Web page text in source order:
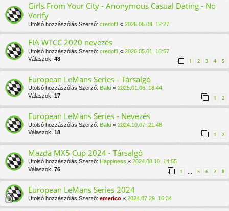
Girls From Your City - Anonymous Casual Dating - No
Verify
Utolsó hozzászólás Szerző: credof1 « 2026.06.04. 12:27
FIA WTCC 2020 nevezés
Utolsó hozzászólás Szerző: credof1 « 2026.05.01. 18:57
Válaszok: 48 1 2 3 4 5
European LeMans Series - Társalgó
Utolsó hozzászólás Szerző: Baki « 2025.01.06. 18:44
Válaszok: 17 1 2
European LeMans Series - Nevezés
Utolsó hozzászólás Szerző: Baki « 2024.10.07. 21:48
Válaszok: 18 1 2
Mazda MX5 Cup 2024 - Társalgó
Utolsó hozzászólás Szerző: Happiness « 2024.08.10. 14:55
Válaszok: 76 1 … 5 6 7 8
European LeMans Series 2024
Utolsó hozzászólás Szerző: emerico « 2024.07.29. 16:34